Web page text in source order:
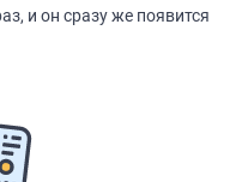
и он сразу же появится